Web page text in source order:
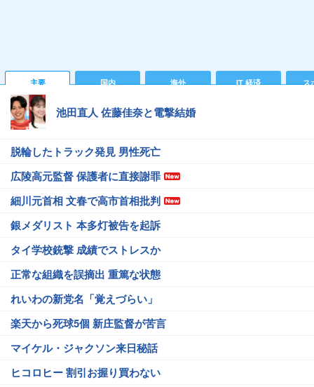
主要 国内 海外 IT 経済 ス
池田直人 佐藤佳奈と電撃結婚
脱輪したトラック発見 男性死亡
広陵高元監督 保護者に直接謝罪
細川元首相 文春で高市首相批判
銀メダリスト 本多灯被告を起訴
タイ学校銃撃 成績でストレスか
正常な組織を誤摘出 重篤な状態
れいわの新党名「覚えづらい」
楽天から死球5個 新庄監督が苦言
マイケル・ジャクソン来日秘話
ヒコロヒー 割引お握り買わない